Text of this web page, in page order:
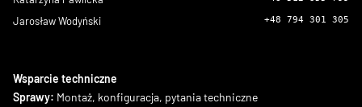
Jarosław Wodyński +48 794 301 305
Wsparcie techniczne
Sprawy: Montaż, konfiguracja, pytania techniczne